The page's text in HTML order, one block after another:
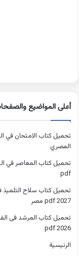
أعلى المواضيع
المصري
pdf
تحميل كتاب سلاح التلميذ
2027 pdf مصر
تحميل كتاب المرشد فى
2026 pdf
الرئيسية